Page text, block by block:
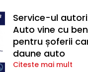
Service-ul
Auto vine cu
pentru șoferii
daune auto
Citeste mai mult